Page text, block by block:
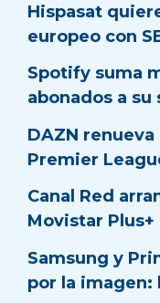
Hispasat
europeo con
Spotify suma
abonados a
DAZN
Premier
Canal Red
Movistar Plus+
Samsung y
por la imagen: